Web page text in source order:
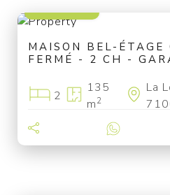
MAISON BEL-ÉTAGE
FERMÉ - 2 CH -
2
135
m2
La